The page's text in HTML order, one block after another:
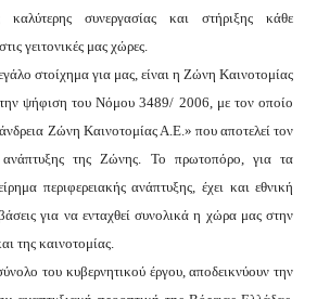
καλύτερης συνεργασίας και στήριξης κάθε
γειτονικές μας χώρες.
στοίχημα για μας, είναι η Ζώνη Καινοτομίας
ψήφιση του Νόμου 3489/ 2006, με τον οποίο
Ζώνη Καινοτομίας Α.Ε.» που αποτελεί τον
ανάπτυξης της Ζώνης. Το πρωτοπόρο, για τα
περιφερειακής ανάπτυξης, έχει και εθνική
για να ενταχθεί συνολικά η χώρα μας στην
της καινοτομίας.
του κυβερνητικού έργου, αποδεικνύουν την